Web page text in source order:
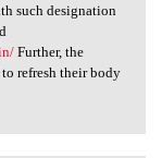
with
such designation
Further, the
refresh their body